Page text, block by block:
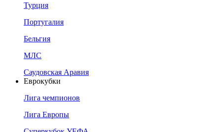
Турция
Португалия
Бельгия
МЛС
Саудовская Аравия
Еврокубки
Лига чемпионов
Лига Европы